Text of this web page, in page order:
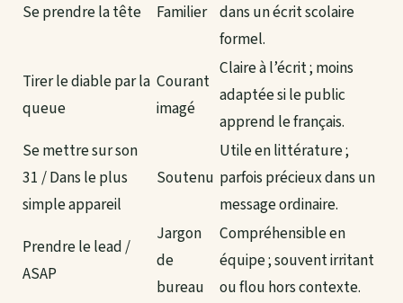
Se prendre la tête Familier dans un écrit scolaire
formel.
Tirer le diable par la
queue
Courant
imagé
Claire à l’écrit ; moins
adaptée si le public
apprend le français.
Se mettre sur son
31 / Dans le plus
simple appareil
Soutenu
Utile en littérature ;
parfois précieux dans un
message ordinaire.
Prendre le lead /
ASAP
Jargon
de
bureau
Compréhensible en
équipe ; souvent irritant
ou flou hors contexte.